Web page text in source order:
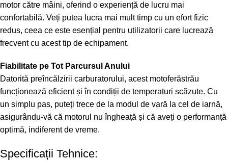
motor către mâini, oferind o experiență de lucru mai
confortabilă. Veți putea lucra mai mult timp cu un efort fizic
redus, ceea ce este esențial pentru utilizatorii care lucrează
frecvent cu acest tip de echipament.
Fiabilitate pe Tot Parcursul Anului
Datorită preîncălzirii carburatorului, acest motoferăstrău
funcționează eficient și în condiții de temperaturi scăzute. Cu
un simplu pas, puteți trece de la modul de vară la cel de iarnă,
asigurându-vă că motorul nu îngheață și că aveți o performanță
optimă, indiferent de vreme.
Specificații Tehnice: